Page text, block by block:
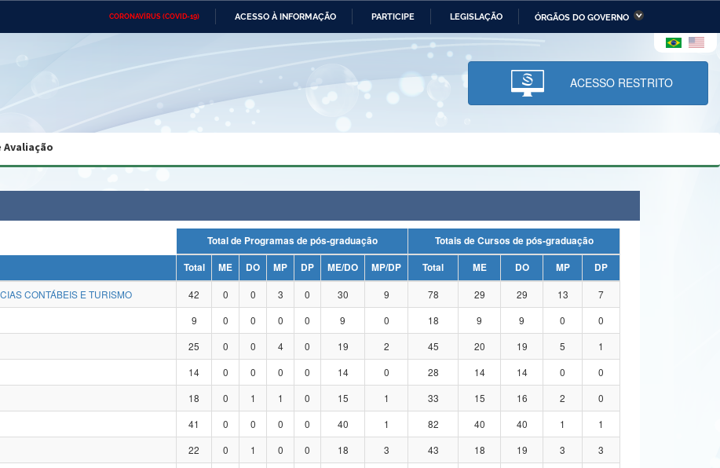
CORONAVÍRUS (COVID-19) ACESSO À INFORMAÇÃO PARTICIPE LEGISLAÇÃO ÓRGÃOS DO GOVERNO
Ministério das Relações Ministério da Economia Ministério da Infraestrutura
Ministério da Ciência,
Tecnologia, Inovações e
Comunicações
Ministério do Desenvolvimento
Regional e dos Direitos Humanos
Advocacia-Geral da União Banco Central do Brasil Planalto
ACESSO RESTRITO
Avaliação
Total de Programas de pós-graduação
Totais de Cursos de pós-graduação
Total ME DO MP DP ME/DO MP/DP Total ME DO MP
DP
CONTÁBEIS E TURISMO
42 0 0 3 0 30 9 78 29 29 13
7
9 0 0 0 0 9 0 18 9 9 0
0
25 0 0 4 0 19 2 45 20 19 5
1
14 0 0 0 0 14 0 28 14 14 0
0
18 0 1 1 0 15 1 33 15 16 2
0
41 0 0 0 0 40 1 82 40 40 1
1
22 0 1 0 0 18 3 43 18 19 3
3